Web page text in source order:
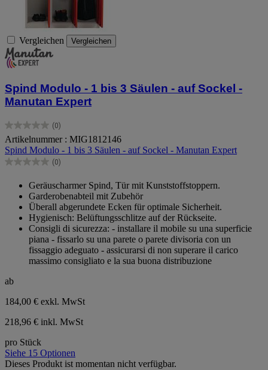
Vergleichen Vergleichen
Spind Modulo - 1 bis 3 Säulen - auf Sockel -
Manutan Expert
(0)
0.0
von
5
Sternen.
Artikelnummer : MIG1812146
Spind Modulo - 1 bis 3 Säulen - auf Sockel - Manutan Expert
(0)
0.0
Sternen.
Geräuscharmer Spind, Tür mit Kunststoffstoppern.
Garderobenabteil mit Zubehör
Überall abgerundete Ecken für optimale Sicherheit.
Hygienisch: Belüftungsschlitze auf der Rückseite.
Consigli di sicurezza: - installare il mobile su una superficie
piana - fissarlo su una parete o parete divisoria con un
fissaggio adeguato - assicurarsi di non superare il carico
massimo consigliato e la sua buona distribuzione
ab
184,00 € exkl. MwSt
218,96 € inkl. MwSt
pro Stück
Siehe 15 Optionen
Dieses Produkt ist momentan nicht verfügbar.